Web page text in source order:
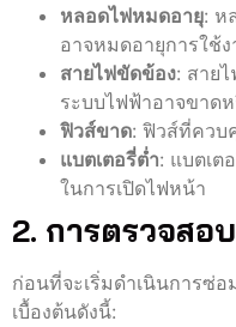
หลอดไฟหมดอายุ: ห
อาจหมดอายุการใช้
สายไฟขัดข้อง: สาย
ระบบไฟฟ้าอาจขาด
ฟิวส์ขาด: ฟิวส์ที่ควบ
แบตเตอรี่ต่ำ: แบตเต
ในการเปิดไฟหน้า
2. การตรวจสอ
ก่อนที่จะเริ่มดำเนินการซ่
เบื้องต้นดังนี้: